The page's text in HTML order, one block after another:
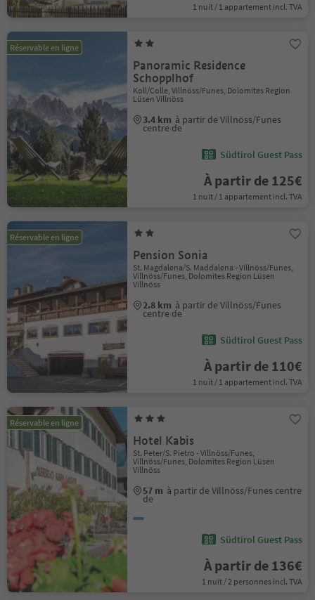
1 nuit / 1 appartement incl. TVA
Réservable en ligne
Panoramic Residence
Schopplhof
Koll/Colle, Villnöss/Funes, Dolomites Region
Lüsen Villnöss
3.4 km à partir de Villnöss/Funes
centre de
Südtirol Guest Pass
À partir de 125€
1 nuit / 1 appartement incl. TVA
Réservable en ligne
Pension Sonia
St. Magdalena/S. Maddalena - Villnöss/Funes,
Villnöss/Funes, Dolomites Region Lüsen
Villnöss
2.8 km à partir de Villnöss/Funes
centre de
Südtirol Guest Pass
À partir de 110€
1 nuit / 1 appartement incl. TVA
Réservable en ligne
Hotel Kabis
St. Peter/S. Pietro - Villnöss/Funes,
Villnöss/Funes, Dolomites Region Lüsen
Villnöss
57 m à partir de Villnöss/Funes centre
de
Südtirol Guest Pass
À partir de 136€
1 nuit / 2 personnes incl. TVA